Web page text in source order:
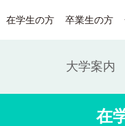
在学生の方 卒業生の方
大学案内
在